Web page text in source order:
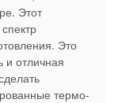
Этот
Это
и отличная
термо-